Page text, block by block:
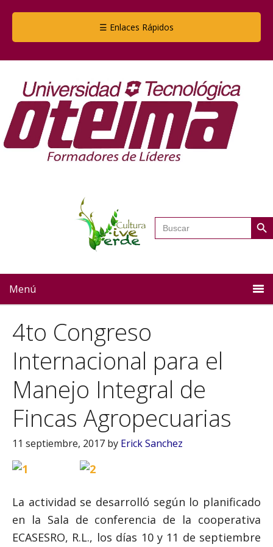
☰ Enlaces Rápidos
Buscar: Botón
Menú
4to Congreso
Internacional para el
Manejo Integral de
Fincas Agropecuarias
11 septiembre, 2017 by Erick Sanchez
La actividad se desarrolló según lo planificado
en la Sala de conferencia de la cooperativa
ECASESRO, R.L., los días 10 y 11 de septiembre